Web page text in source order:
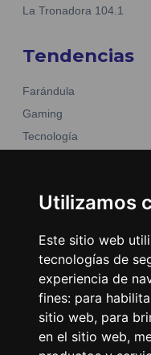
Utilizamos
Este sitio web
tecnologías de
experiencia de
fines: para
sitio web, para
en el sitio web,
La Tronadora 104.1
Tendencias
Farándula
Gaming
Tecnología
Noticias
Contacto
Términos y condiciones
Directorio